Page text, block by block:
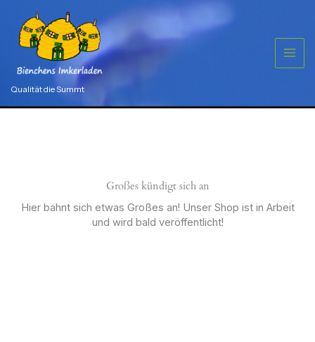
Inhalt
springen
Qualität die Summt
Großes kündigt sich an
Hier bahnt sich etwas Großes an! Unser Shop ist in Arbeit
und wird bald veröffentlicht!
cm
für
10
Waben
Menge